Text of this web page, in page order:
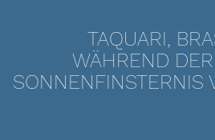
TAQUARI,
WÄHREND
SONNENFINSTERNIS